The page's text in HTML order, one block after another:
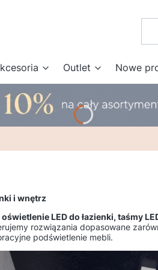
Outlet Nowe
i wnętrz
oświetlenie LED do łazienki, taśmy
rozwiązania dopasowane
podświetlenie mebli.